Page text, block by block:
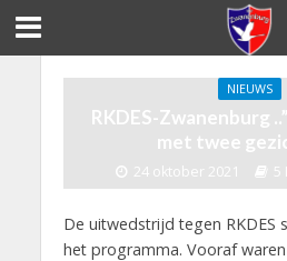
NIEUWS
RKDES-Zwanenburg
met twee
24 oktober 2021 5
De uitwedstrijd tegen RKDES
het programma. Vooraf